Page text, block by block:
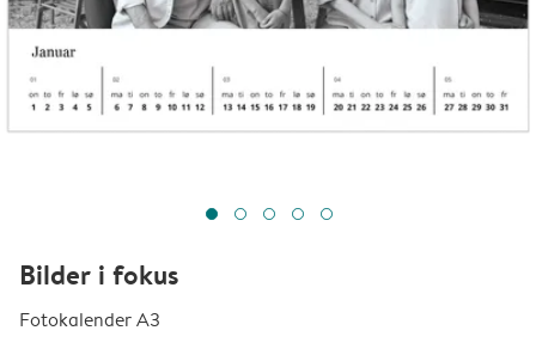
Bilder i fokus
Fotokalender A3